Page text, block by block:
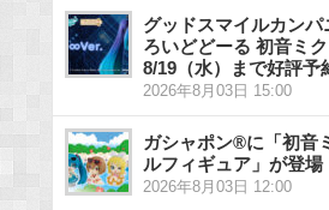
グッドスマイルカン
ろいどどーる 初音ミ
8/19（水）まで好評予
2026年8月03日 15:00
ガシャポン®に「初音
ルフィギュア」が登場
2026年8月03日 12:00